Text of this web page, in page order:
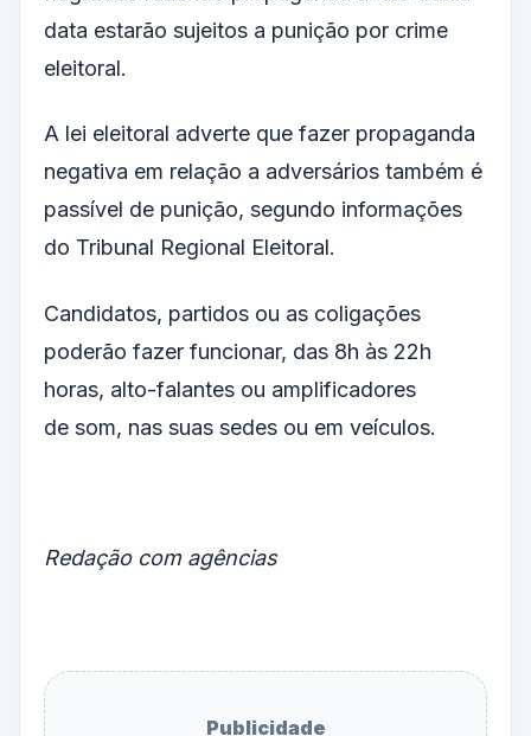
data estarão sujeitos a punição por crime
eleitoral.
A lei eleitoral adverte que fazer propaganda
negativa em relação a adversários também é
passível de punição, segundo informações
do Tribunal Regional Eleitoral.
Candidatos, partidos ou as coligações
poderão fazer funcionar, das 8h às 22h
horas, alto-falantes ou amplificadores
de som, nas suas sedes ou em veículos.
Redação com agências
Publicidade